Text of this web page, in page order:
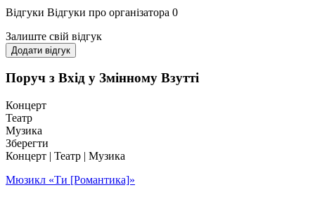
Відгуки Відгуки про організатора 0
Залиште свій відгук
Додати відгук
Поруч з Вхід у Змінному Взутті
Концерт
Театр
Музика
Зберегти
Концерт | Театр | Музика
Мюзикл «Ти [Романтика]»